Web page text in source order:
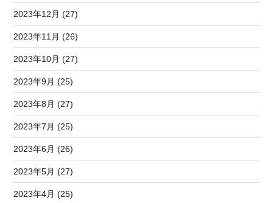
2023年12月 (27)
2023年11月 (26)
2023年10月 (27)
2023年9月 (25)
2023年8月 (27)
2023年7月 (25)
2023年6月 (26)
2023年5月 (27)
2023年4月 (25)